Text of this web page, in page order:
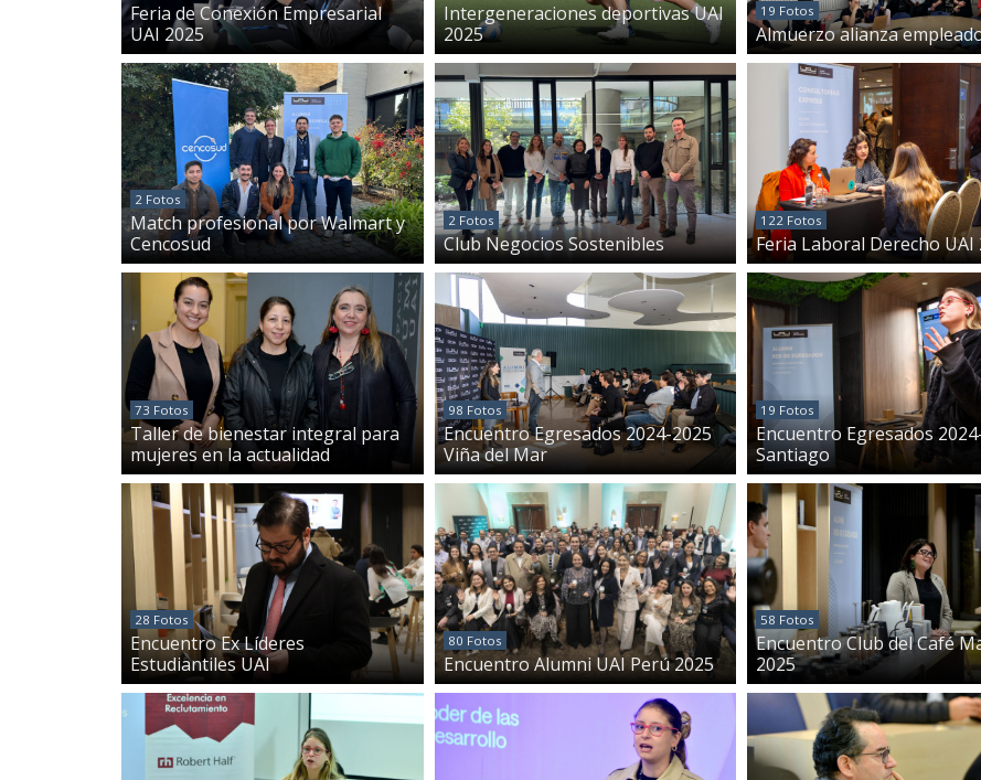
Feria de Conexión Empresarial
UAI 2025
Intergeneraciones deportivas UAI
2025
19 Fotos
Almuerzo alianza
2 Fotos
Match profesional por Walmart y
Cencosud
2 Fotos
Club Negocios Sostenibles
122 Fotos
Feria Laboral Derecho UAI
73 Fotos
Taller de bienestar integral para
mujeres en la actualidad
98 Fotos
Encuentro Egresados 2024-2025
Viña del Mar
19 Fotos
Encuentro Egresados
Santiago
28 Fotos
Encuentro Ex Líderes
Estudiantiles UAI
80 Fotos
Encuentro Alumni UAI Perú 2025
58 Fotos
Encuentro Club del Café
2025